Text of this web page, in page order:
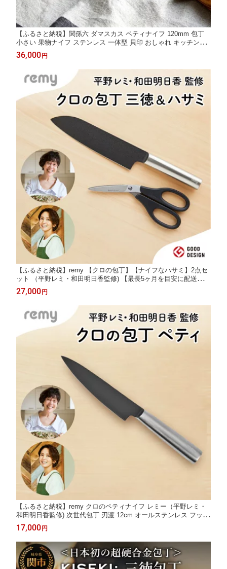
【ふるさと納税】関孫六 ダマスカス ペティナイフ 120mm 包丁
小さい 果物ナイフ ステンレス 一体型 貝印 おしゃれ キッチン用
品 調理器具 よく切れる 日本製 引越し 新生活 贈り物・ギフトに
も 送料無料 H27-02
36,000 円
【ふるさと納税】remy 【クロの包丁】【ナイフなハサミ】2点セ
ット （平野レミ・和田明日香監修) 【最長5ヶ月を目安に配送】関
市
27,000 円
【ふるさと納税】remy クロのペティナイフ レミー（平野レミ・
和田明日香監修) 次世代包丁 刃渡 12cm オールステンレス フッ素
コート 切れ味が良い 刃離れがよい 美しいデザイン ギフト【最長
5ヶ月を目安に配送】
17,000 円